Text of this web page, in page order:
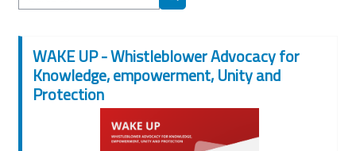
Cerca corsi
WAKE UP - Whistleblower Advocacy for
Knowledge, empowerment, Unity and
Protection